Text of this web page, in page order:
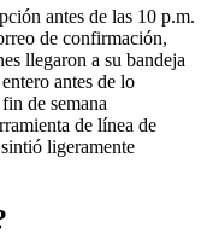
antes de las 10 p.m.
de confirmación,
llegaron a su bandeja
antes de lo
de semana
de línea de
ligeramente